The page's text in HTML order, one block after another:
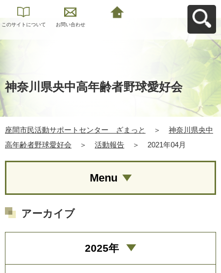
このサイトについて お問い合わせ
神奈川県央中高年齢者野球愛好会
座間市民活動サポートセンター ざまっと ＞
神奈川県央中
高年齢者野球愛好会
＞ 活動報告 ＞ 2021年04月
Menu
アーカイブ
2025年